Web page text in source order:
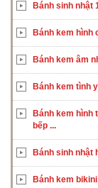
Bánh sinh nhật
Bánh kem hình
Bánh kem âm
Bánh kem tình
Bánh kem hình
bếp ...
Bánh sinh nhật
Bánh kem